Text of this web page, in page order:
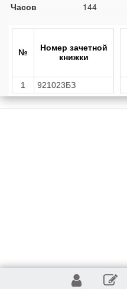
Часов
144
№
Номер зачетной
книжки
1 921023БЗ